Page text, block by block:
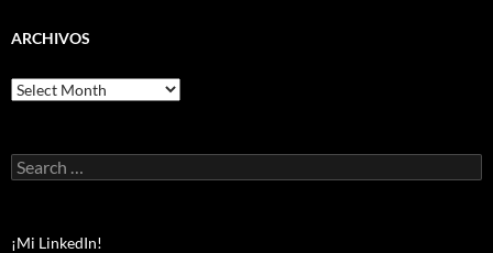
ARCHIVOS
Archivos
Search
for:
¡Mi LinkedIn!